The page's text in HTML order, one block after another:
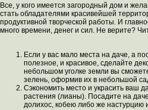
Все, у кого имеется загородный дом и
стать обладателями красивейшей
продуктивной творческой работы. И
много времени, денег и сил. Не верите?
Если у вас мало места на даче, а
полезное, и красивое, сделайте
небольшом уголке земли вы
зелень, оформив их в небольшой
Сэкономить место и украсить ваш
растения (лианы). Посадите на
долихос, кобею либо же настурцию